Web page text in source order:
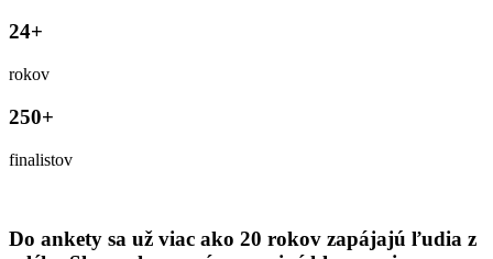
24+
rokov
250+
finalistov
Do ankety sa už viac ako 20 rokov zapájajú ľudia z